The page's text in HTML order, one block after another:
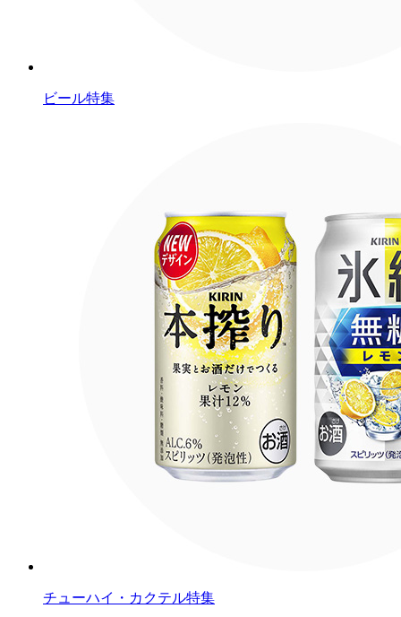
ビール特集
チューハイ・カクテル特集